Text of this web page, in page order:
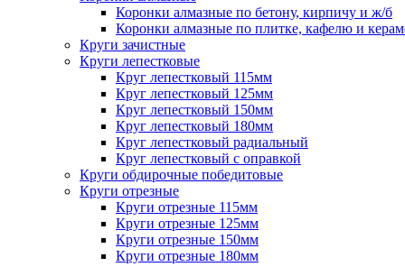
Коронки алмазные по бетону, кирпичу и ж/б
Коронки алмазные по плитке, кафелю и
Круги зачистные
Круги лепестковые
Круг лепестковый 115мм
Круг лепестковый 125мм
Круг лепестковый 150мм
Круг лепестковый 180мм
Круг лепестковый радиальный
Круг лепестковый с оправкой
Круги обдирочные победитовые
Круги отрезные
Круги отрезные 115мм
Круги отрезные 125мм
Круги отрезные 150мм
Круги отрезные 180мм